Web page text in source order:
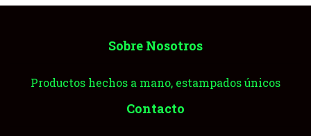
Sobre Nosotros
Productos hechos a mano, estampados únicos
Contacto